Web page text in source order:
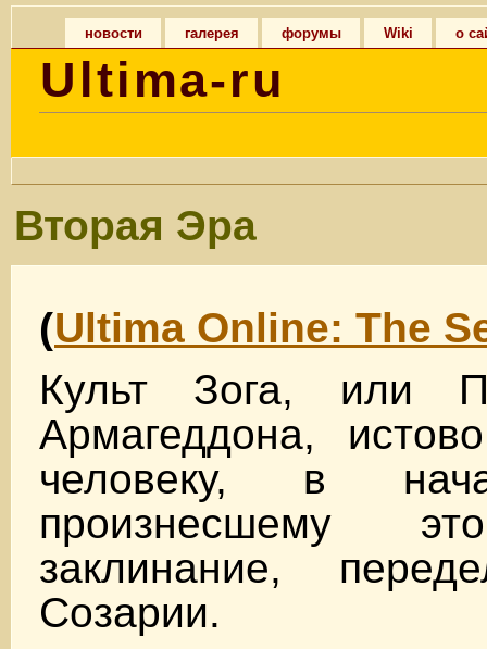
новости галерея форумы Wiki о
Ultima-ru
Вторая Эра
(Ultima Online: The
Культ Зога, или
Армагеддона,
человеку, в
произнесшему
заклинание,
Созарии.